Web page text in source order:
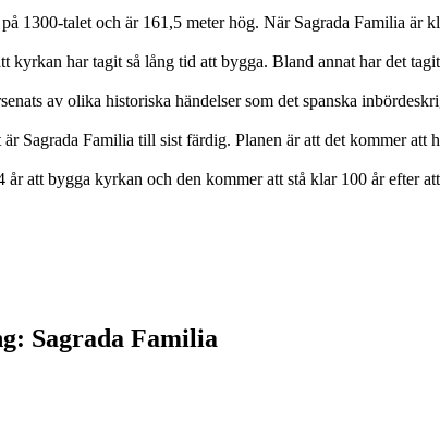
1300-talet och är 161,5 meter hög. När Sagrada Familia är
kyrkan har tagit så lång tid att bygga. Bland annat har det
av olika historiska händelser som det spanska
Sagrada Familia till sist färdig. Planen är att det kommer att
år att bygga kyrkan och den kommer att stå klar 100 år efter
Sagrada Familia